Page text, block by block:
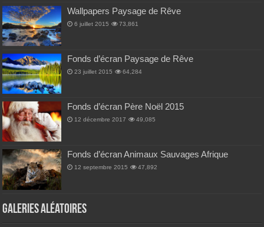
Wallpapers Paysage de Rêve
6 juillet 2015 73,861
Fonds d’écran Paysage de Rêve
23 juillet 2015 64,284
Fonds d’écran Père Noël 2015
12 décembre 2017 49,085
Fonds d’écran Animaux Sauvages Afrique
12 septembre 2015 47,892
Galeries Aléatoires